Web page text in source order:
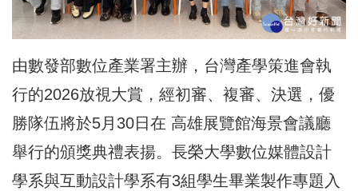
由數發部數位產業署主辦，台灣產學策進會執
行的2026放視大賞，經初審、複審、決選，優
勝隊伍將於5月30日在 高雄展覽館海景會議廳
舉行的頒獎典禮表揚。長榮大學數位媒體設計
學系與互動設計學系有3組學生畢業製作專題入